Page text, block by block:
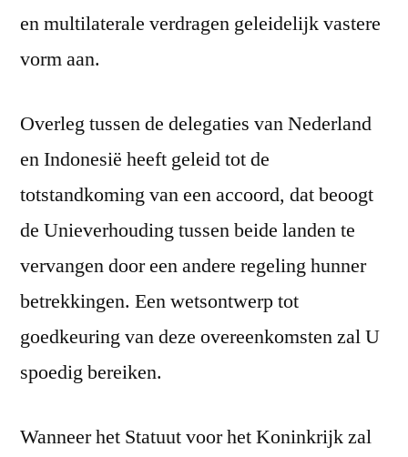
en multilaterale verdragen geleidelijk vastere
vorm aan.
Overleg tussen de delegaties van Nederland
en Indonesië heeft geleid tot de
totstandkoming van een accoord, dat beoogt
de Unieverhouding tussen beide landen te
vervangen door een andere regeling hunner
betrekkingen. Een wetsontwerp tot
goedkeuring van deze overeenkomsten zal U
spoedig bereiken.
Wanneer het Statuut voor het Koninkrijk zal